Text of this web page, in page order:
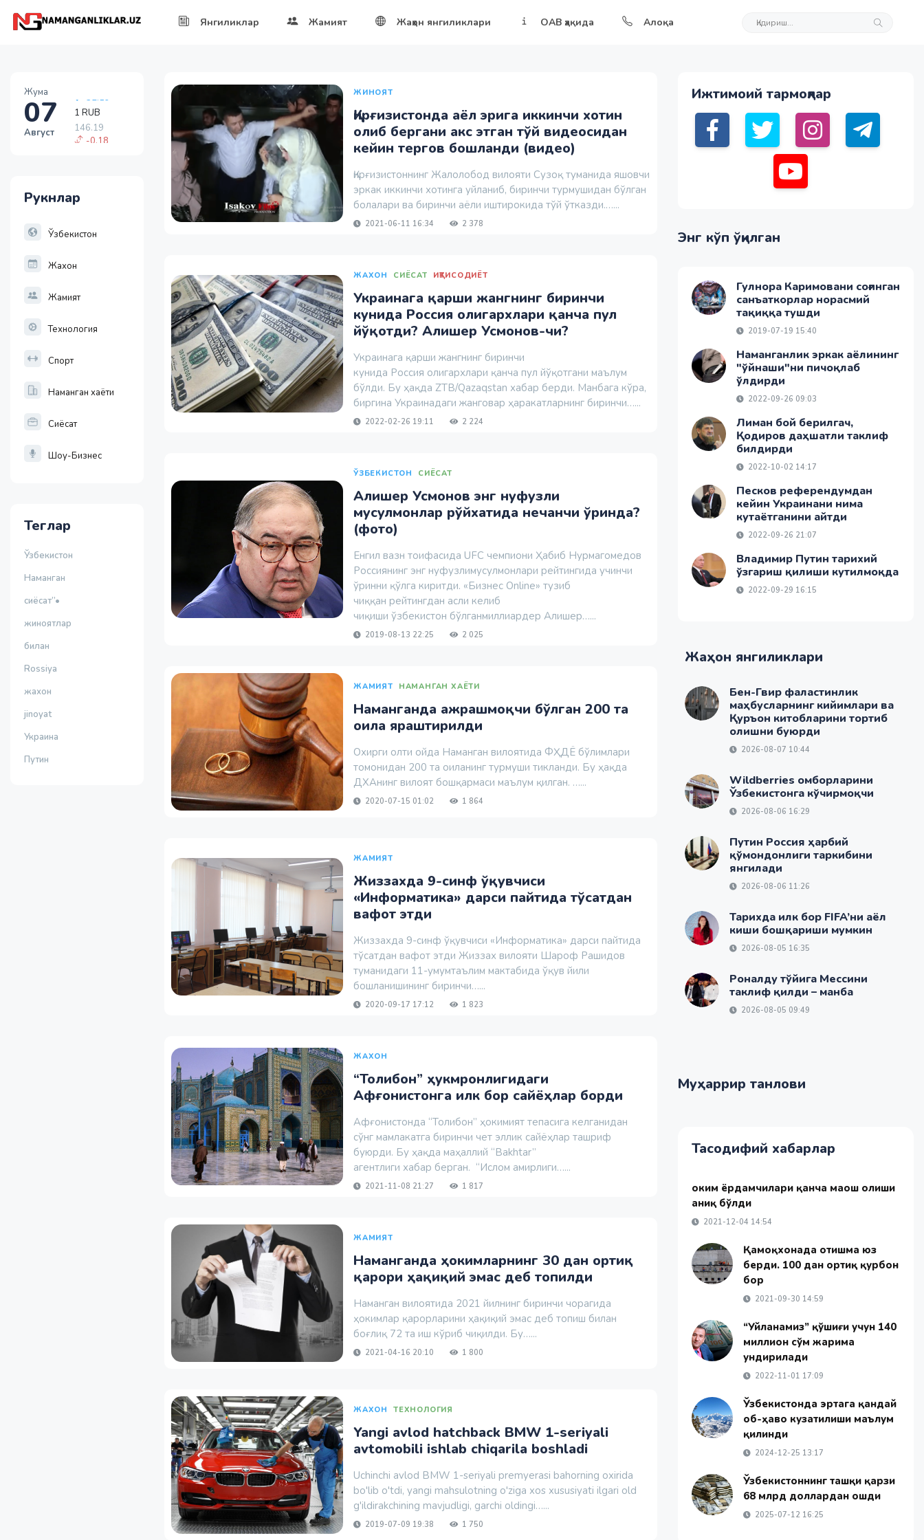
Янгиликлар Жамият Жаҳон янгиликлари ОАВ ҳақида Алоқа
Жума
07
Август
1 RUB
146.19
-0.18
1 EUR
Рукнлар
Ўзбекистон
Жахон
Жамият
Технология
Спорт
Наманган хаёти
Сиёсат
Шоу-Бизнес
Теглар
Ўзбекистон
Наманган
сиёсат”•
жиноятлар
билан
Rossiya
жахон
jinoyat
Украина
Путин
ЖИНОЯТ
Қирғизистонда аёл эрига иккинчи хотин
олиб бергани акс этган тўй видеосидан
кейин тергов бошланди (видео)
Қирғизистоннинг Жалолобод вилояти Сузоқ туманида яшовчи
эркак иккинчи хотинга уйланиб, биринчи турмушидан бўлган
болалари ва биринчи аёли иштирокида тўй ўтказди.…...
2021-06-11 16:34 2 378
ЖАХОН СИЁСАТ ИҚТИСОДИЁТ
Украинага қарши жангнинг биринчи
кунида Россия олигархлари қанча пул
йўқотди? Алишер Усмонов-чи?
Украинага қарши жангнинг биринчи
кунида Россия олигархлари қанча пул йўқотгани маълум
бўлди. Бу ҳақда ZTB/Qazaqstan хабар берди. Манбага кўра,
биргина Украинадаги жанговар ҳаракатларнинг биринчи…...
2022-02-26 19:11 2 224
ЎЗБЕКИСТОН СИЁСАТ
Алишер Усмонов энг нуфузли
мусулмонлар рўйхатида нечанчи ўринда?
(фото)
Енгил вазн тоифасида UFC чемпиони Ҳабиб Нурмагомедов
Россиянинг энг нуфузлимусулмонлари рейтингида учинчи
ўринни қўлга киритди. «Бизнес Online» тузиб
чиққан рейтингдан асли келиб
чиқиши ўзбекистон бўлганмиллиардер Алишер…...
2019-08-13 22:25 2 025
ЖАМИЯТ НАМАНГАН ХАЁТИ
Наманганда ажрашмоқчи бўлган 200 та
оила яраштирилди
Охирги олти ойда Наманган вилоятида ФҲДЁ бўлимлари
томонидан 200 та оиланинг турмуши тикланди. Бу ҳақда
ДХАнинг вилоят бошқармаси маълум қилган. …...
2020-07-15 01:02 1 864
ЖАМИЯТ
Жиззахда 9-синф ўқувчиси
«Информатика» дарси пайтида тўсатдан
вафот этди
Жиззахда 9-синф ўқувчиси «Информатика» дарси пайтида
тўсатдан вафот этди Жиззах вилояти Шароф Рашидов
туманидаги 11-умумтаълим мактабида ўқув йили
бошланишининг биринчи…...
2020-09-17 17:12 1 823
ЖАХОН
“Толибон” ҳукмронлигидаги
Афғонистонга илк бор сайёҳлар борди
Афғонистонда “Толибон” ҳокимият тепасига келганидан
сўнг мамлакатга биринчи чет эллик сайёҳлар ташриф
буюрди. Бу ҳақда маҳаллий “Bakhtar”
агентлиги хабар берган. “Ислом амирлиги…...
2021-11-08 21:27 1 817
ЖАМИЯТ
Наманганда ҳокимларнинг 30 дан ортиқ
қарори ҳақиқий эмас деб топилди
Наманган вилоятида 2021 йилнинг биринчи чорагида
ҳокимлар қарорларини ҳақиқий эмас деб топиш билан
боғлиқ 72 та иш кўриб чиқилди. Бу…...
2021-04-16 20:10 1 800
ЖАХОН ТЕХНОЛОГИЯ
Yangi avlod hatchback BMW 1-seriyali
avtomobili ishlab chiqarila boshladi
Uchinchi avlod BMW 1-seriyali premyerasi bahorning oxirida
bo'lib o'tdi, yangi mahsulotning o'ziga xos xususiyati ilgari old
g'ildirakchining mavjudligi, garchi oldingi…...
2019-07-09 19:38 1 750
Ижтимоий тармоқлар
Энг кўп ўқилган
Гулнора Каримовани соғинган
санъаткорлар норасмий
тақиққа тушди
2019-07-19 15:40
Наманганлик эркак аёлининг
"ўйнаши"ни пичоқлаб
ўлдирди
2022-09-26 09:03
Лиман бой берилгач,
Қодиров даҳшатли таклиф
билдирди
2022-10-02 14:17
Песков референдумдан
кейин Украинани нима
кутаётганини айтди
2022-09-26 21:07
Владимир Путин тарихий
ўзгариш қилиши кутилмоқда
2022-09-29 16:15
Жаҳон янгиликлари
Бен-Гвир фаластинлик
маҳбусларнинг кийимлари ва
Қуръон китобларини тортиб
олишни буюрди
2026-08-07 10:44
Wildberries омборларини
Ўзбекистонга кўчирмоқчи
2026-08-06 16:29
Путин Россия ҳарбий
қўмондонлиги таркибини
янгилади
2026-08-06 11:26
Тарихда илк бор FIFA’ни аёл
киши бошқариши мумкин
2026-08-05 16:35
Роналду тўйига Мессини
таклиф қилди – манба
2026-08-05 09:49
Муҳаррир танлови
Тасодифий хабарлар
Ҳоким ёрдамчилари қанча маош олиши
аниқ бўлди
2021-12-04 14:54
Қамоқхонада отишма юз
берди. 100 дан ортиқ қурбон
бор
2021-09-30 14:59
“Уйланамиз” қўшиғи учун 140
миллион сўм жарима
ундирилади
2022-11-01 17:09
Ўзбекистонда эртага қандай
об-ҳаво кузатилиши маълум
қилинди
2024-12-25 13:17
Ўзбекистоннинг ташқи қарзи
68 млрд доллардан ошди
2025-07-12 16:25